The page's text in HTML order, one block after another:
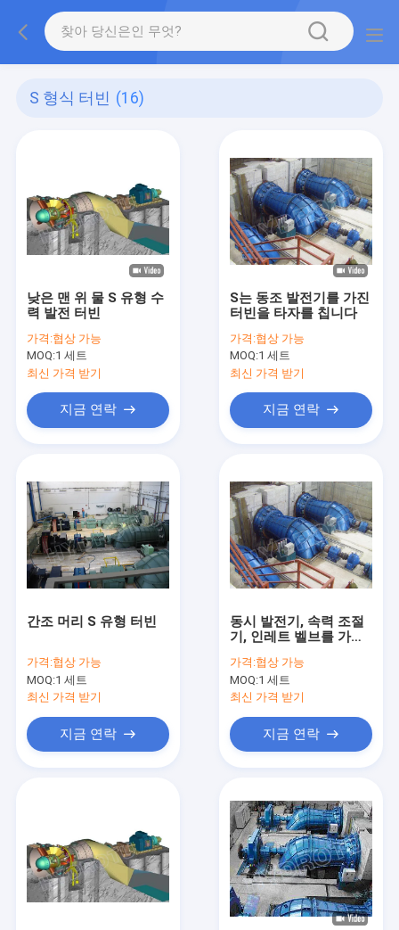
S 형식 터빈 (16)
낮은 맨 위 물 S 유형 수
력 발전 터빈
가격:협상 가능
MOQ:1 세트
최신 가격 받기
지금 연락
S는 동조 발전기를 가진
터빈을 타자를 칩니다
가격:협상 가능
MOQ:1 세트
최신 가격 받기
지금 연락
간조 머리 S 유형 터빈
가격:협상 가능
MOQ:1 세트
최신 가격 받기
지금 연락
동시 발전기, 속력 조절
기, 인레트 벨브를 가진
S 유형 터빈
가격:협상 가능
MOQ:1 세트
최신 가격 받기
지금 연락